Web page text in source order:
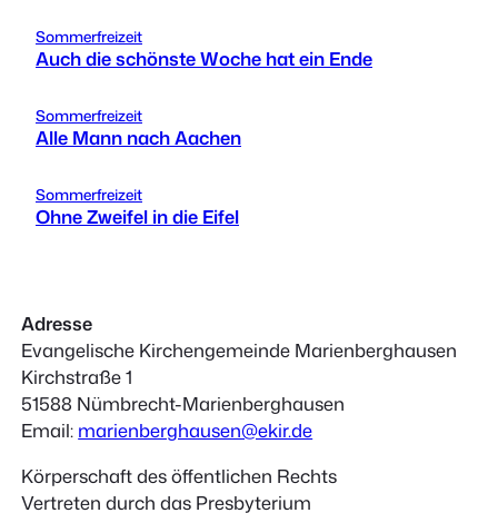
Sommerfreizeit
Auch die schönste Woche hat ein Ende
Sommerfreizeit
Alle Mann nach Aachen
Sommerfreizeit
Ohne Zweifel in die Eifel
Adresse
Evangelische Kirchengemeinde Marienberghausen
Kirchstraße 1
51588 Nümbrecht-Marienberghausen
Email: marienberghausen@ekir.de
Körperschaft des öffentlichen Rechts
Vertreten durch das Presbyterium